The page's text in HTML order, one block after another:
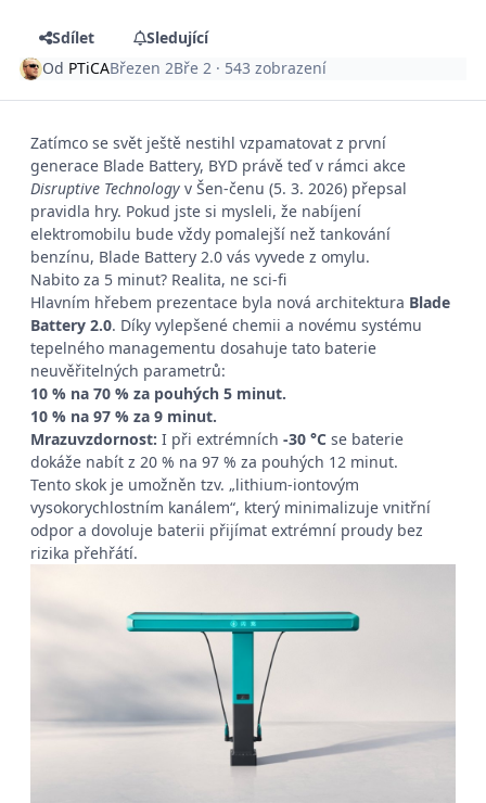
Sdílet
Sledující
Od PTiCABřezen 2Bře 2 · 543 zobrazení
Zatímco se svět ještě nestihl vzpamatovat z první
generace Blade Battery, BYD právě teď v rámci akce
Disruptive Technology v Šen-čenu (5. 3. 2026) přepsal
pravidla hry. Pokud jste si mysleli, že nabíjení
elektromobilu bude vždy pomalejší než tankování
benzínu, Blade Battery 2.0 vás vyvede z omylu.
Nabito za 5 minut? Realita, ne sci-fi
Hlavním hřebem prezentace byla nová architektura Blade
Battery 2.0. Díky vylepšené chemii a novému systému
tepelného managementu dosahuje tato baterie
neuvěřitelných parametrů:
10 % na 70 % za pouhých 5 minut.
10 % na 97 % za 9 minut.
Mrazuvzdornost: I při extrémních -30 °C se baterie
dokáže nabít z 20 % na 97 % za pouhých 12 minut.
Tento skok je umožněn tzv. „lithium-iontovým
vysokorychlostním kanálem“, který minimalizuje vnitřní
odpor a dovoluje baterii přijímat extrémní proudy bez
rizika přehřátí.